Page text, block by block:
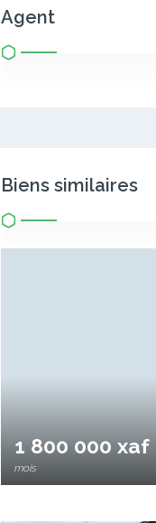
Agent
Biens similaires
1 800 000 xaf
mois